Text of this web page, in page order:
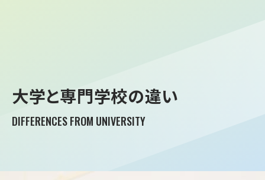
大学と専門学校の違い
DIFFERENCES FROM UNIVERSITY